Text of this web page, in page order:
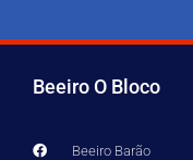
Beeiro O Bloco
Beeiro Barão